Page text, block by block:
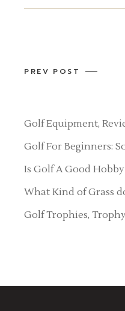
PREV POST
Golf Equipment,
Golf For Beginners:
Is Golf A Good
What Kind of Grass
Golf Trophies,